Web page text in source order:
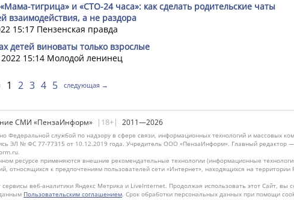
тигрица» и «СТО-24 часа»: как сделать родительские чаты
взаимодействия, а не раздора
15:17 Пензенская правда
детей виноваты только взрослые
15:14 Молодой ленинец
1 2 3 4 5 следующая →
СМИ «ПензаИнформ» |18+| 2011—2026
Федеральной службой по надзору в сфере связи, информационных технологий и массовых
ЭЛ № ФС 77-77315 от 10.12.2019 года. Учредитель ООО «ПензаИнформ». Главный редактор
ресурсе применяются внешние рекомендательные технологии (информационные
относящихся к предпочтениям пользователей сети «Интернет», находящихся на территории
сервисы веб-аналитики Яндекс Метрика и LiveInternet. Продолжая использовать этот Сайт, вы
Пользовательским соглашением. Срок обработки персональных данных при помощи